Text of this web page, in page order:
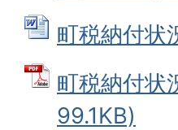
町税納付状
町税納付状
99.1KB)